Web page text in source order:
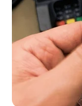
ถึงเวลา 6 ราศีดว
5 พ.ย. 2020